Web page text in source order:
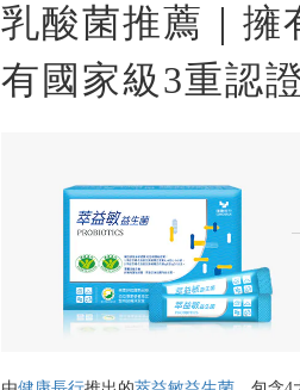
乳酸菌推薦｜擁
有國家級3重認